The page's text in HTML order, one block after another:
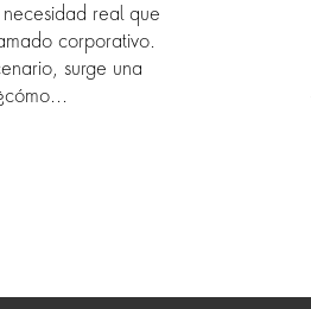
real que
corporativo.
surge una